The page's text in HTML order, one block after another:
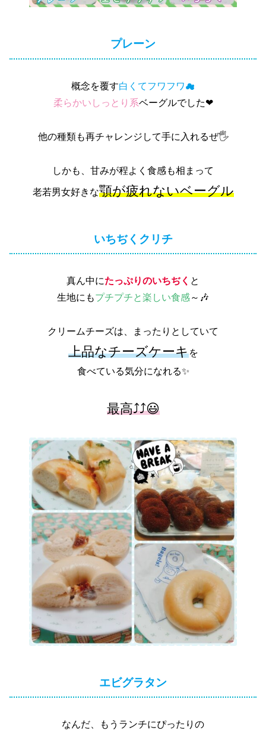
プレーン
概念を覆す白くてフワフワ☁
柔らかいしっとり系ベーグルでした❤
他の種類も再チャレンジして手に入れるぜ🖐
しかも、甘みが程よく食感も相まって
老若男女好きな顎が疲れないベーグル
いちぢくクリチ
真ん中にたっぷりのいちぢく と
生地にもプチプチと楽しい食感～🎶
クリームチーズは、まったりとしていて
上品なチーズケーキを
食べている気分になれる✨
最高⤴︎︎︎⤴︎︎︎😃
エビグラタン
なんだ、もうランチにぴったりの